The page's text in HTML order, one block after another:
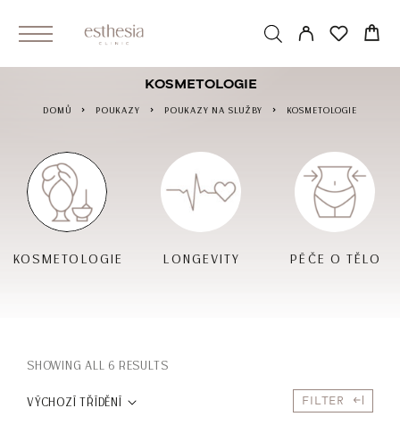
KOSMETOLOGIE
DOMŮ POUKAZY POUKAZY NA SLUŽBY KOSMETOLOGIE
KOSMETOLOGIE LONGEVITY PÉČE O TĚLO
SHOWING ALL 6 RESULTS
VÝCHOZÍ TŘÍDĚNÍ FILTER